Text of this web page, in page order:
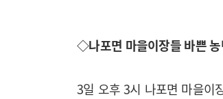
◇나포면 마을이장들 바쁜 농
3일 오후 3시 나포면 마을이